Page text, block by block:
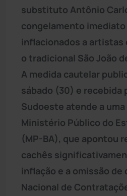
substituto Antônio
congelamento
inflacionados a artistas
o tradicional São João
A medida cautelar
sábado (30) e recebida
Sudoeste atende a
Ministério Público do
(MP-BA), que apontou
cachês
inflação e a omissão de
Nacional de